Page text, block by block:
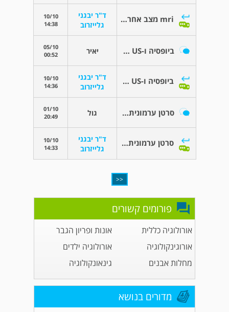
mri מצב אחרי ניתוח
ד"ר יבגני
גלייזרוב
10/10
14:38
ביופסיה ו-US לשק האשכים יאיר
05/10
00:52
ביופסיה ו-US לשק האשכים
ד"ר יבגני
גלייזרוב
10/10
14:36
סרטן ערמונית משך טיפול הורמונאלי ? גול
01/10
20:49
סרטן ערמונית משך טיפול הורמונאלי ?
ד"ר יבגני
גלייזרוב
10/10
14:33
<<
פורומים קשורים
אורולוגיה כללית
אונות ופריון הגבר
אורוגינקולוגיה
אורולוגיה ילדים
מחלות אבנים
גינאונקולוגיה
מדורים בנושא